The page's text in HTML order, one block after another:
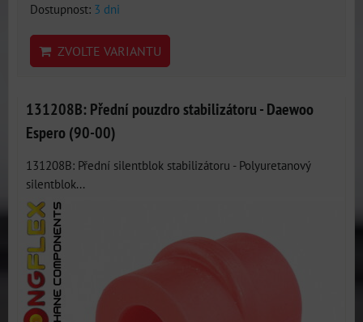
Dostupnost: 3 dni
ZVOLTE VARIANTU
131208B: Přední pouzdro stabilizátoru - Daewoo
Espero (90-00)
131208B: Přední silentblok stabilizátoru - Polyuretanový
silentblok...